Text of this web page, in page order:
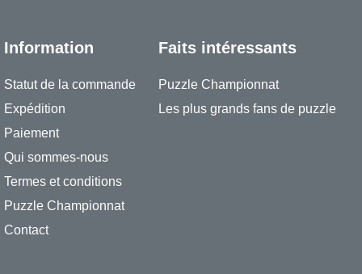
Information
Statut de la commande
Expédition
Paiement
Qui sommes-nous
Termes et conditions
Puzzle Championnat
Contact
Faits intéressants
Puzzle Championnat
Les plus grands fans de puzzle